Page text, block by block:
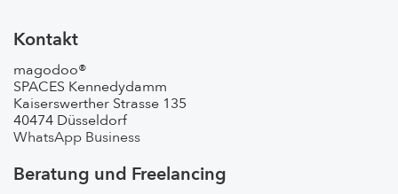
Kontakt
magodoo®
SPACES Kennedydamm
Kaiserswerther Strasse 135
40474 Düsseldorf
WhatsApp Business
Beratung und Freelancing